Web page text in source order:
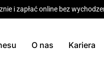
i zapłać online bez
O nas Kariera